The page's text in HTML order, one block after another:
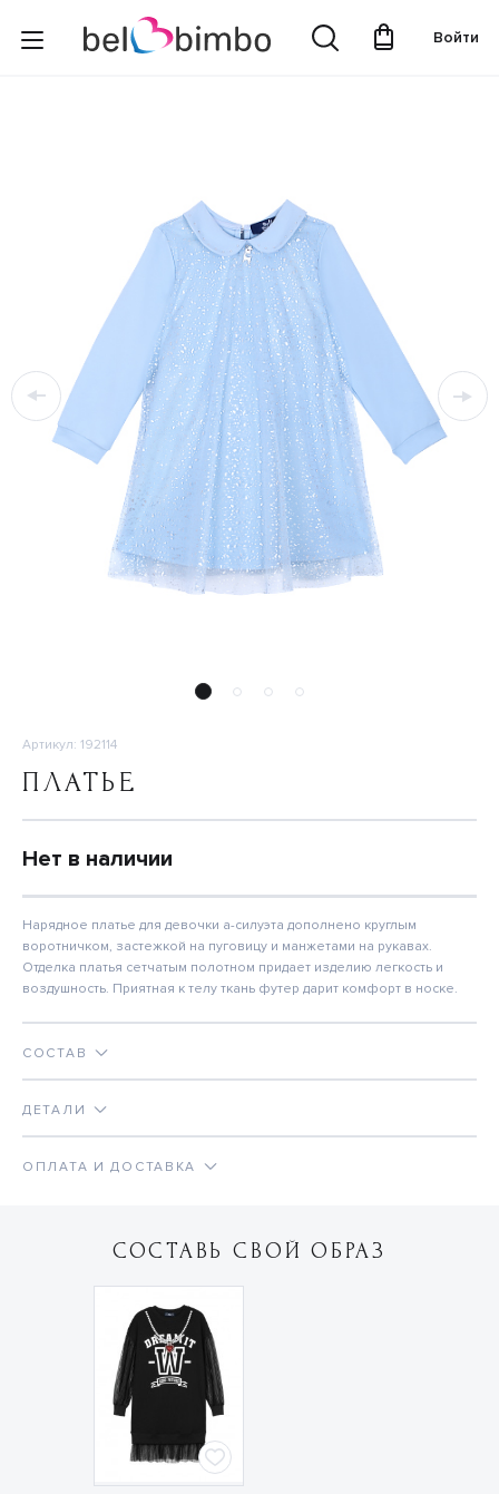
Войти
Артикул: 192114
ПЛАТЬЕ
Нет в наличии
Нарядное платье для девочки а-силуэта дополнено круглым
воротничком, застежкой на пуговицу и манжетами на рукавах.
Отделка платья сетчатым полотном придает изделию легкость и
воздушность. Приятная к телу ткань футер дарит комфорт в носке.
СОСТАВ
ДЕТАЛИ
ОПЛАТА И ДОСТАВКА
СОСТАВЬ СВОЙ ОБРАЗ